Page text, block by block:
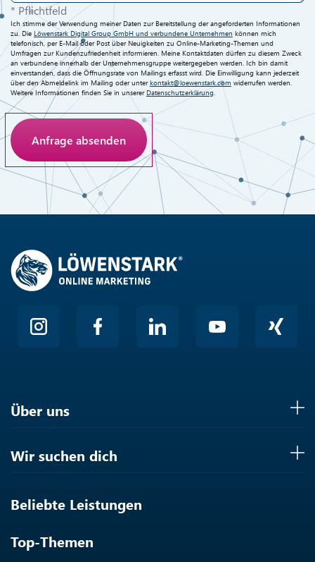
* Pflichtfeld
Ich stimme der Verwendung meiner Daten zur Bereitstellung der angeforderten Informationen
zu. Die Löwenstark Digital Group GmbH und verbundene Unternehmen können mich
telefonisch, per E-Mail oder Post über Neuigkeiten zu Online-Marketing-Themen und
Umfragen zur Kundenzufriedenheit informieren. Meine Kontaktdaten dürfen zu diesem Zweck
an verbundene innerhalb der Unternehmensgruppe weitergegeben werden. Ich bin damit
einverstanden, dass die Öffnungsrate von Mailings erfasst wird. Die Einwilligung kann jederzeit
über den Abmeldelink im Mailing oder unterkontakt@loewenstark.com widerrufen werden.
Weitere Informationen finden Sie in unserer Datenschutzerklärung
Anti-Roboter-Verifizierung
Hier klicken
Über uns
Wir suchen dich
Beliebte Leistungen
Top-Themen